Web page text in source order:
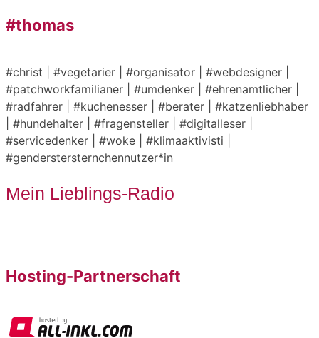
#thomas
#christ | #vegetarier | #organisator | #webdesigner |
#patchworkfamilianer | #umdenker | #ehrenamtlicher |
#radfahrer | #kuchenesser | #berater | #katzenliebhaber
| #hundehalter | #fragensteller | #digitalleser |
#servicedenker | #woke | #klimaaktivisti |
#genderstersternchennutzer*in
Mein Lieblings-Radio
Hosting-Partnerschaft